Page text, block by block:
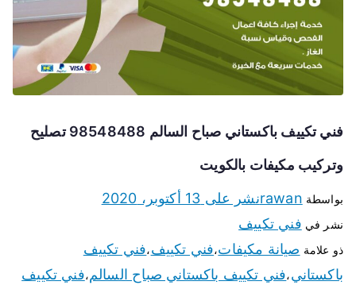
فني تكييف باكستاني صباح السالم 98548488 تصليح
وتركيب مكيفات بالكويت
بواسطة rawanنشر على 13 أكتوبر، 2020
نشر في فني تكييف
ذو علامة صيانة مكيفات،فني تكييف،فني تكييف
باكستاني،فني تكييف باكستاني صباح السالم،فني تكييف